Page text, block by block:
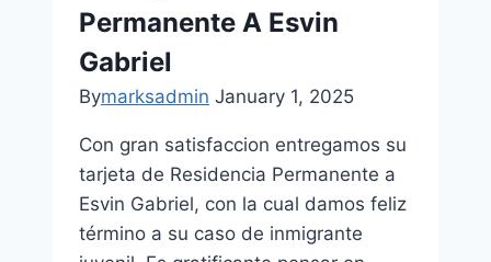
Permanente A Esvin
Gabriel
Bymarksadmin January 1, 2025
Con gran satisfaccion entregamos su
tarjeta de Residencia Permanente a
Esvin Gabriel, con la cual damos feliz
término a su caso de inmigrante